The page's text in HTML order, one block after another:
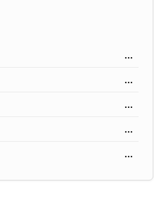
...
...
...
...
...